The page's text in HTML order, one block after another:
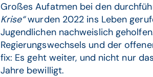
Großes Aufatmen bei den
Krise“wurden 2022 ins Leben
Jugendlichen nachweislich
Regierungswechsels und der
fix: Es geht weiter, und nicht nur
Jahre bewilligt.